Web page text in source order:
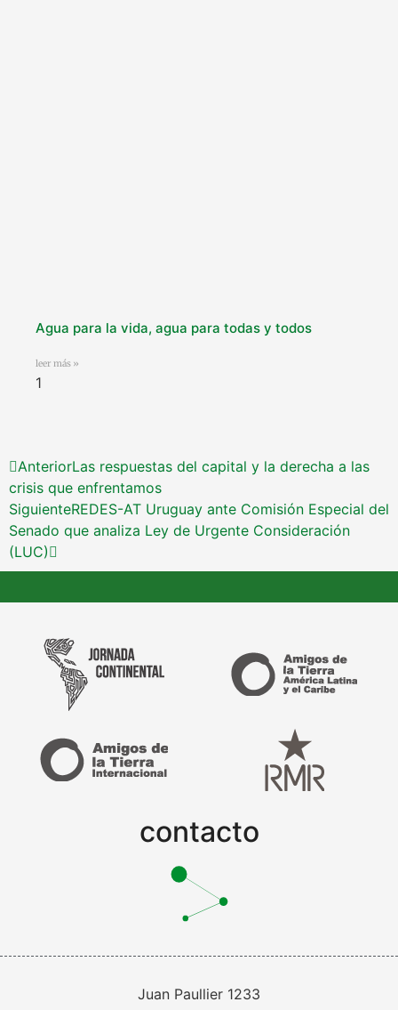
Agua para la vida, agua para todas y todos
leer más »
AnteriorLas respuestas del capital y la derecha a las
crisis que enfrentamos
SiguienteREDES-AT Uruguay ante Comisión Especial del
Senado que analiza Ley de Urgente Consideración
(LUC)
contacto
Juan Paullier 1233